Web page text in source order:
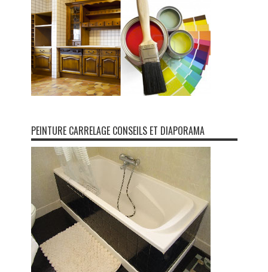
PEINTURE CARRELAGE CONSEILS ET DIAPORAMA